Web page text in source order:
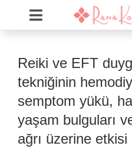
Toggle
Hizmetler
Eğitimler
Eğitim Takvimi
Reiki ve EFT
tekniğinin
semptom yükü,
yaşam bulguları
ağrı üzerine etkisi